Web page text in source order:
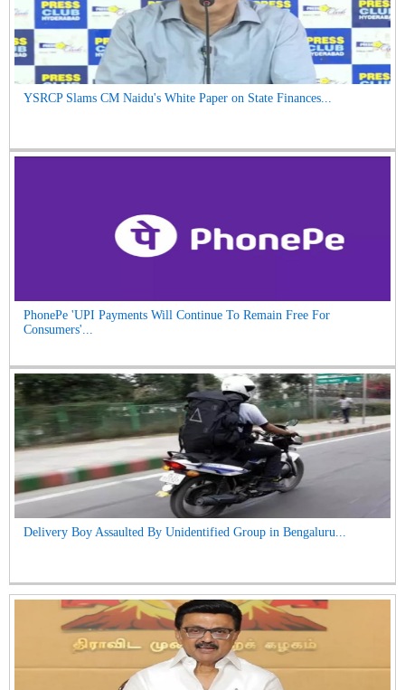
YSRCP Slams CM Naidu's White Paper on State Finances...
PhonePe 'UPI Payments Will Continue To Remain Free For
Consumers'...
Delivery Boy Assaulted By Unidentified Group in Bengaluru...